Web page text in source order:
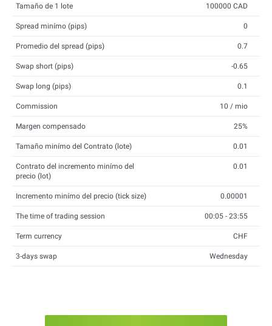
Tamaño de 1 lote 100000 CAD
Spread minímo (pips) 0
Promedio del spread (pips) 0.7
Swap short (pips) -0.65
Swap long (pips) 0.1
Commission 10 / mio
Margen compensado 25%
Tamaño minímo del Contrato (lote) 0.01
Contrato del incremento minímo del
precio (lot)
0.01
Incremento minímo del precio (tick size) 0.00001
The time of trading session 00:05 - 23:55
Term currency CHF
3-days swap Wednesday